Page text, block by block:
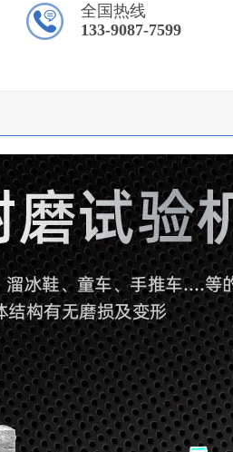
全国热线
133-9087-7599